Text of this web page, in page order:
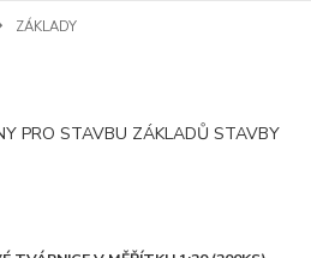
ZÁKLADY
PRO STAVBU ZÁKLADŮ STAVBY